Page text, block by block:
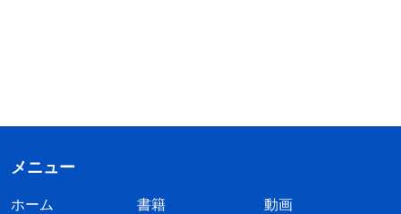
メニュー
ホーム 書籍
動画